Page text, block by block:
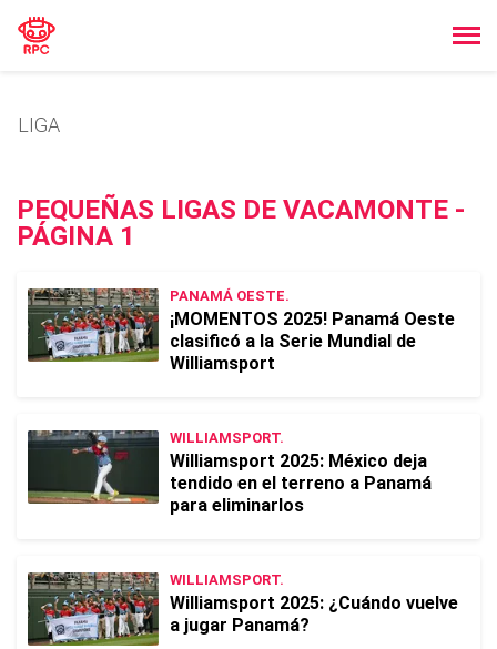
LIGA
PEQUEÑAS LIGAS DE VACAMONTE -
PÁGINA 1
PANAMÁ OESTE.
¡MOMENTOS 2025! Panamá Oeste
clasificó a la Serie Mundial de
Williamsport
WILLIAMSPORT.
Williamsport 2025: México deja
tendido en el terreno a Panamá
para eliminarlos
WILLIAMSPORT.
Williamsport 2025: ¿Cuándo vuelve
a jugar Panamá?